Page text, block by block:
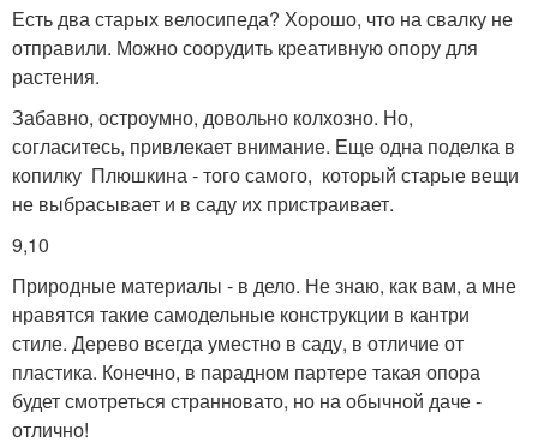
Есть два старых велосипеда? Хорошо, что на свалку не
отправили. Можно соорудить креативную опору для
растения.
Забавно, остроумно, довольно колхозно. Но,
согласитесь, привлекает внимание. Еще одна поделка в
копилку Плюшкина - того самого, который старые вещи
не выбрасывает и в саду их пристраивает.
9,10
Природные материалы - в дело. Не знаю, как вам, а мне
нравятся такие самодельные конструкции в кантри
стиле. Дерево всегда уместно в саду, в отличие от
пластика. Конечно, в парадном партере такая опора
будет смотреться странновато, но на обычной даче -
отлично!